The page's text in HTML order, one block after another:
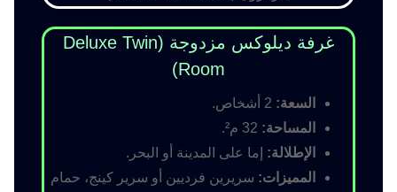
غرفة ديلوكس مزدوجة (Deluxe Twin
Room)
السعة:
المساحة:
الإطلالة: إما على المدينة أو البحر.
المميزات: سريرين فرديين أو سرير كينج، حمام